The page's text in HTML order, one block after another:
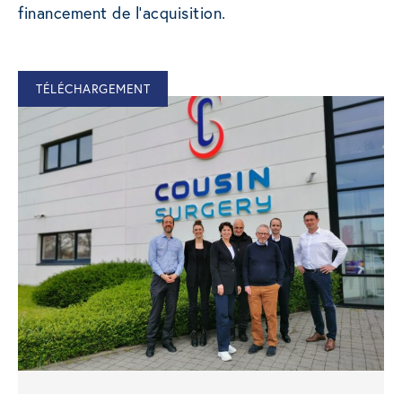
financement de l’acquisition.
TÉLÉCHARGEMENT